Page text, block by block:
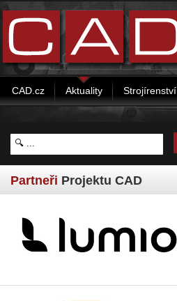
CAD.cz Aktuality Strojírenství
Partneři Projektu CAD